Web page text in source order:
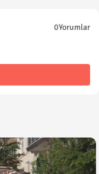
0Yorumlar